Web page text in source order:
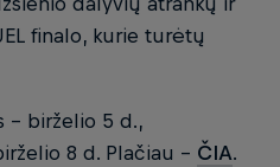
finalo, kurie turėtų
– birželio 5 d.,
8 d. Plačiau - ČIA.